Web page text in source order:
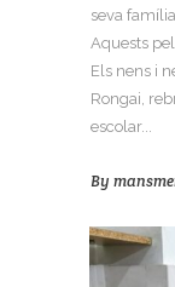
seva
Aquests
Els nens i
Rongai,
escolar...
By